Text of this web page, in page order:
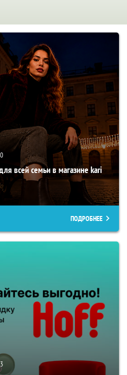
всей семьи в магазине kari
ПОДРОБНЕЕ